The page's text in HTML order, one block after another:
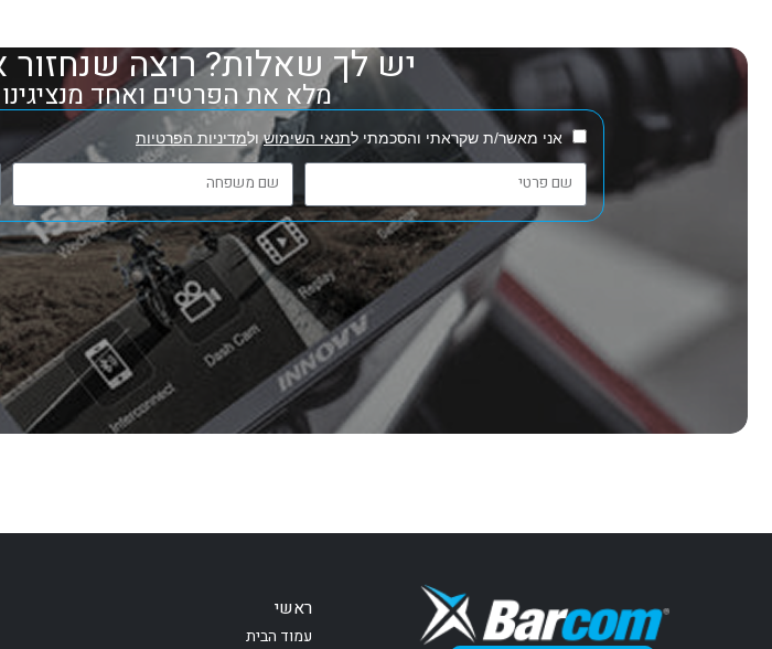
יש לך שאלות? רוצה שנחזור
מלא את הפרטים ואחד מנציגינו
אני מאשר/ת שקראתי והסכמתי לתנאי השימושולמדיניות הפרטיות
ראשי
עמוד הבית